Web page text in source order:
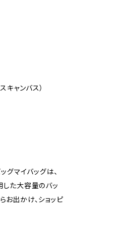
ャンバス）
グマイバッグは、
した大容量のバッ
お出かけ、ショッピ